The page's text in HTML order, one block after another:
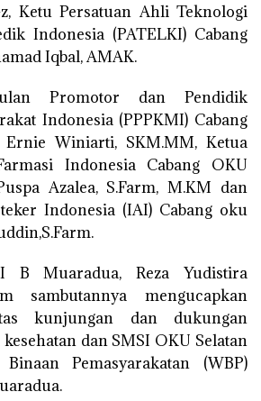
Ketu Persatuan Ahli Teknologi
Indonesia (PATELKI) Cabang
Iqbal, AMAK.
Promotor dan Pendidik
Indonesia (PPPKMI) Cabang
Winiarti, SKM.MM, Ketua
Indonesia Cabang OKU
Azalea, S.Farm, M.KM dan
Indonesia (IAI) Cabang oku
B Muaradua, Reza Yudistira
sambutannya mengucapkan
kunjungan dan dukungan
dan SMSI OKU Selatan
Pemasyarakatan (WBP)